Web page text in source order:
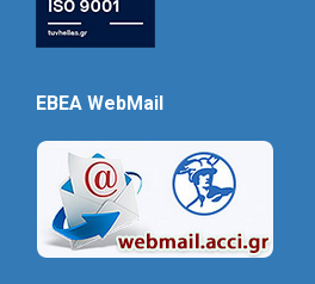
EBEA WebMail